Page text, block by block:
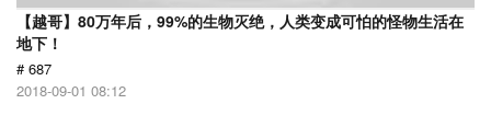
【越哥】80万年后，99%的生物灭绝，人类变成可怕的怪物生活在
地下！
# 687
2018-09-01 08:12